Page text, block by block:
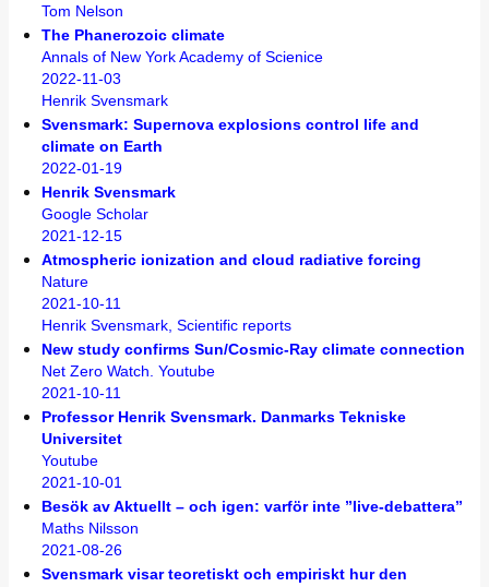
Tom Nelson
The Phanerozoic climate
Annals of New York Academy of Scienice
2022-11-03
Henrik Svensmark
Svensmark: Supernova explosions control life and
climate on Earth
2022-01-19
Henrik Svensmark
Google Scholar
2021-12-15
Atmospheric ionization and cloud radiative forcing
Nature
2021-10-11
Henrik Svensmark, Scientific reports
New study confirms Sun/Cosmic-Ray climate connection
Net Zero Watch. Youtube
2021-10-11
Professor Henrik Svensmark. Danmarks Tekniske
Universitet
Youtube
2021-10-01
Besök av Aktuellt – och igen: varför inte ”live-debattera”
Maths Nilsson
2021-08-26
Svensmark visar teoretiskt och empiriskt hur den